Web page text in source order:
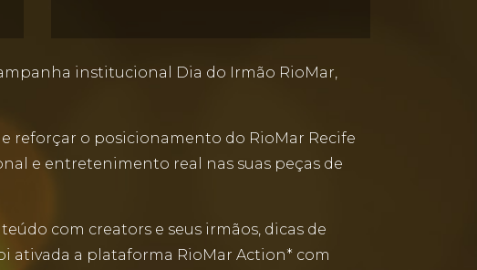
institucional Dia do Irmão RioMar,
reforçar o posicionamento do RioMar Recife
e entretenimento real nas suas peças de
com creators e seus irmãos, dicas de
ativada a plataforma RioMar Action* com